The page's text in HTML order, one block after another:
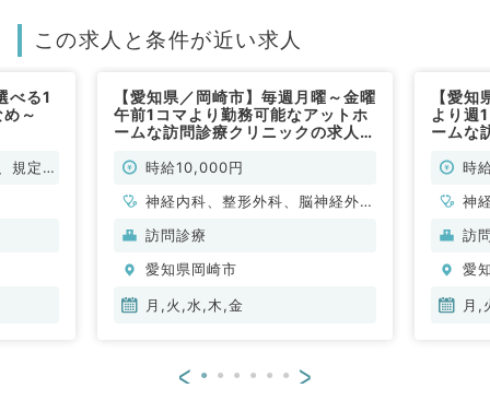
この求人と条件が近い求人
べる1
～
規定に
【愛知県／岡崎市】毎週月曜～金曜
午前1コマより勤務可能なアットホ
ームな訪問診療クリニックの求人で
非常勤）
時給10,000円
神経内科、整形外科、脳神経外
科、呼吸器外科、心臓血管外科、
科、消化器内科、内分泌・代謝内
科、腎臓内科、外科系全般、一般
訪問診療
愛知県岡崎市
月,火,水,木,金
【愛
より週
ームな
非常勤
時
神
科
科
科
訪
愛
月,
< >